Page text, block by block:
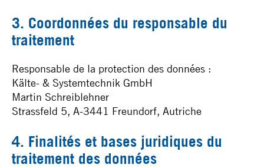
3. Coordonnées du responsable du
traitement
Responsable de la protection des données :
Kälte- & Systemtechnik GmbH
Martin Schreiblehner
Strassfeld 5, A-3441 Freundorf, Autriche
4. Finalités et bases juridiques du
traitement des données